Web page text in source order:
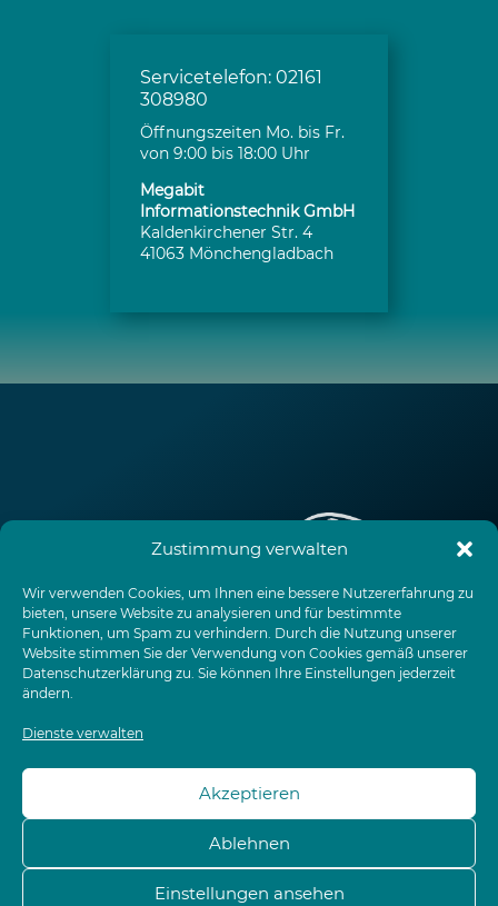
Zustimmung verwalten
Wir verwenden Cookies, um Ihnen eine bessere Nutzererfahrung zu
bieten, unsere Website zu analysieren und für bestimmte
Funktionen, um Spam zu verhindern. Durch die Nutzung unserer
Website stimmen Sie der Verwendung von Cookies gemäß unserer
Datenschutzerklärung zu. Sie können Ihre Einstellungen jederzeit
ändern.
Dienste verwalten
Akzeptieren
Ablehnen
Einstellungen ansehen
Servicetelefon: 02161
308980
Öffnungszeiten Mo. bis Fr.
von 9:00 bis 18:00 Uhr
Megabit
Informationstechnik GmbH
Kaldenkirchener Str. 4
41063 Mönchengladbach
Impressum
Datenschutzerklärung
EU-Cookie-Richtlinie
AGB
Terminvereinbarung
Full Service
Open Megabit
Unser Leistungsangebot richtet sich ausschließlich an Unternehmen und
© MEGABIT Informationstechnik 2026